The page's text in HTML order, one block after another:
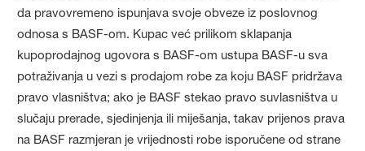
da pravovremeno ispunjava svoje obveze iz poslovnog
odnosa s BASF-om. Kupac već prilikom sklapanja
kupoprodajnog ugovora s BASF-om ustupa BASF-u sva
potraživanja u vezi s prodajom robe za koju BASF pridržava
pravo vlasništva; ako je BASF stekao pravo suvlasništva u
slučaju prerade, sjedinjenja ili miješanja, takav prijenos prava
na BASF razmjeran je vrijednosti robe isporučene od strane